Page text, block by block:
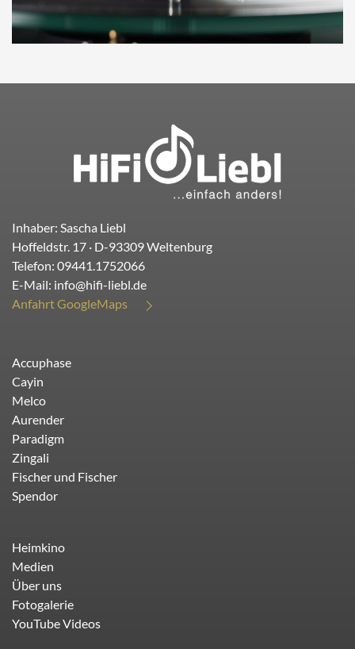
Inhaber: Sascha Liebl
Hoffeldstr. 17 · D-93309Weltenburg
Telefon: 09441.1752066
E-Mail: info@hifi-liebl.de
Anfahrt GoogleMaps
Accuphase
Cayin
Melco
Aurender
Paradigm
Zingali
Fischer und Fischer
Spendor
Heimkino
Medien
Über uns
Fotogalerie
YouTube Videos